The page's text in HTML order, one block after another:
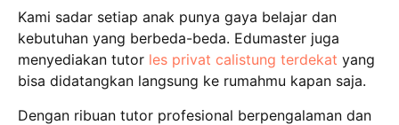
Kami sadar setiap anak punya gaya belajar dan
kebutuhan yang berbeda-beda. Edumaster juga
menyediakan tutor les privat calistung terdekat yang
bisa didatangkan langsung ke rumahmu kapan saja.
Dengan ribuan tutor profesional berpengalaman dan